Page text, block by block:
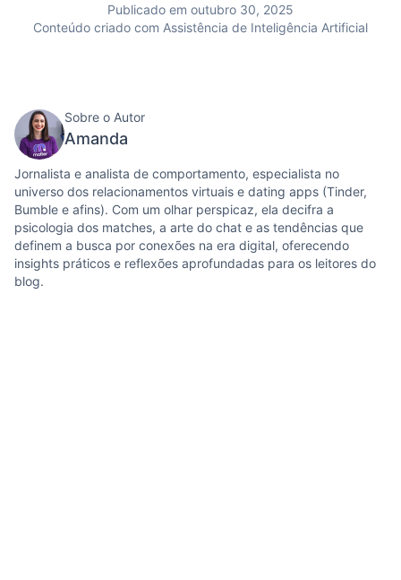
Publicado em outubro 30, 2025
Conteúdo criado com Assistência de Inteligência Artificial
Sobre o Autor
Amanda
Jornalista e analista de comportamento, especialista no
universo dos relacionamentos virtuais e dating apps (Tinder,
Bumble e afins). Com um olhar perspicaz, ela decifra a
psicologia dos matches, a arte do chat e as tendências que
definem a busca por conexões na era digital, oferecendo
insights práticos e reflexões aprofundadas para os leitores do
blog.